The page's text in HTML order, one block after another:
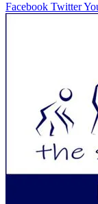
Facebook Twitter